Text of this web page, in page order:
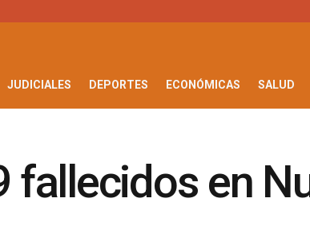
JUDICIALES DEPORTES ECONÓMICAS SALUD
en